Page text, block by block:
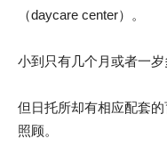
（daycare center）。
小到只有几个月或者一
但日托所却有相应配套
照顾。